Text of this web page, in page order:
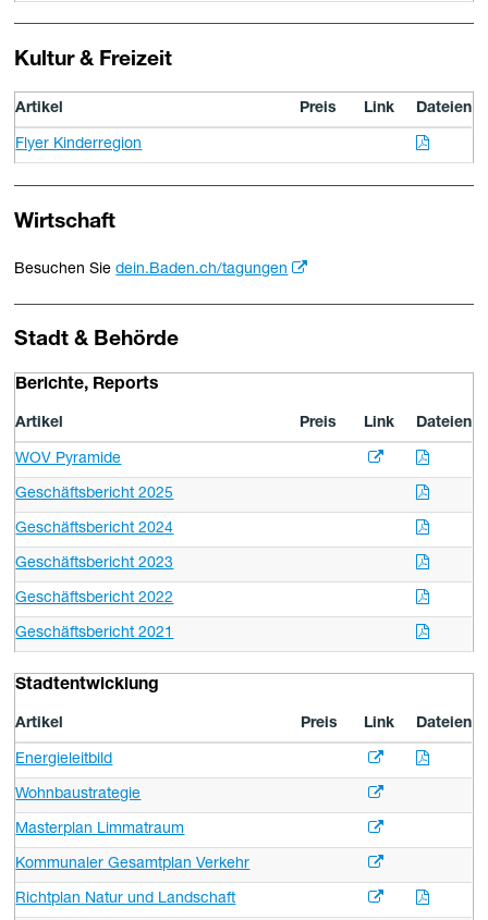
Kultur & Freizeit
Artikel Preis Link Dateien
Flyer Kinderregion
Wirtschaft
Besuchen Siedein.Baden.ch/tagungen
Stadt & Behörde
Berichte, Reports
Artikel Preis Link Dateien
WOV Pyramide
Geschäftsbericht 2025
Geschäftsbericht 2024
Geschäftsbericht 2023
Geschäftsbericht 2022
Geschäftsbericht 2021
Stadtentwicklung
Artikel Preis Link Dateien
Energieleitbild
Wohnbaustrategie
Masterplan Limmatraum
Kommunaler Gesamtplan Verkehr
Richtplan Natur und Landschaft